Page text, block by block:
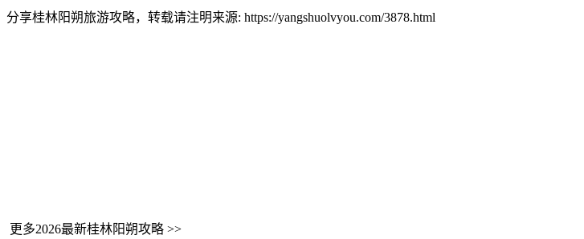
分享桂林阳朔旅游攻略，转载请注明来源: https://yangshuolvyou.com/3878.html
更多2026最新桂林阳朔攻略 >>